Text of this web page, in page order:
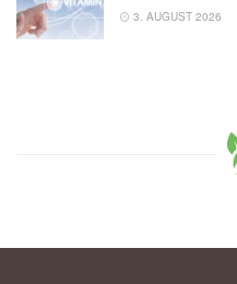
3. AUGUST 2026